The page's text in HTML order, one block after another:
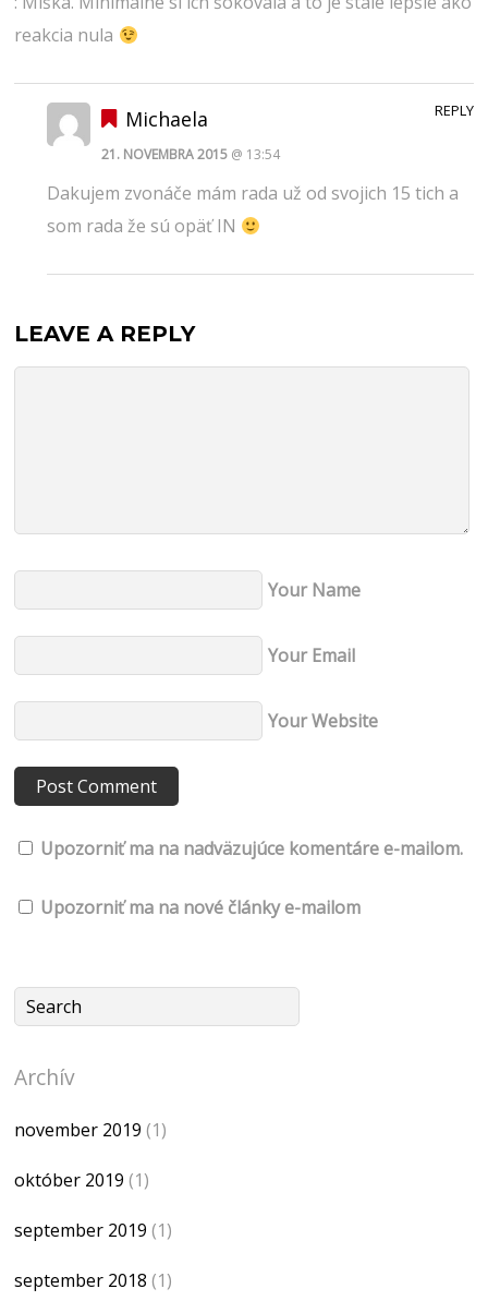
reakcia nula
Michaela
21. NOVEMBRA 2015@ 13:54
Dakujem zvonáče mám rada už od svojich 15 tich a
som rada že sú opäť IN
REPLY
LEAVE A REPLY
Your Name
Your Email
Your Website
Upozorniť ma na nadväzujúce komentáre e-mailom.
Upozorniť ma na nové články e-mailom
Archív
november 2019 (1)
október 2019 (1)
september 2019 (1)
september 2018 (1)